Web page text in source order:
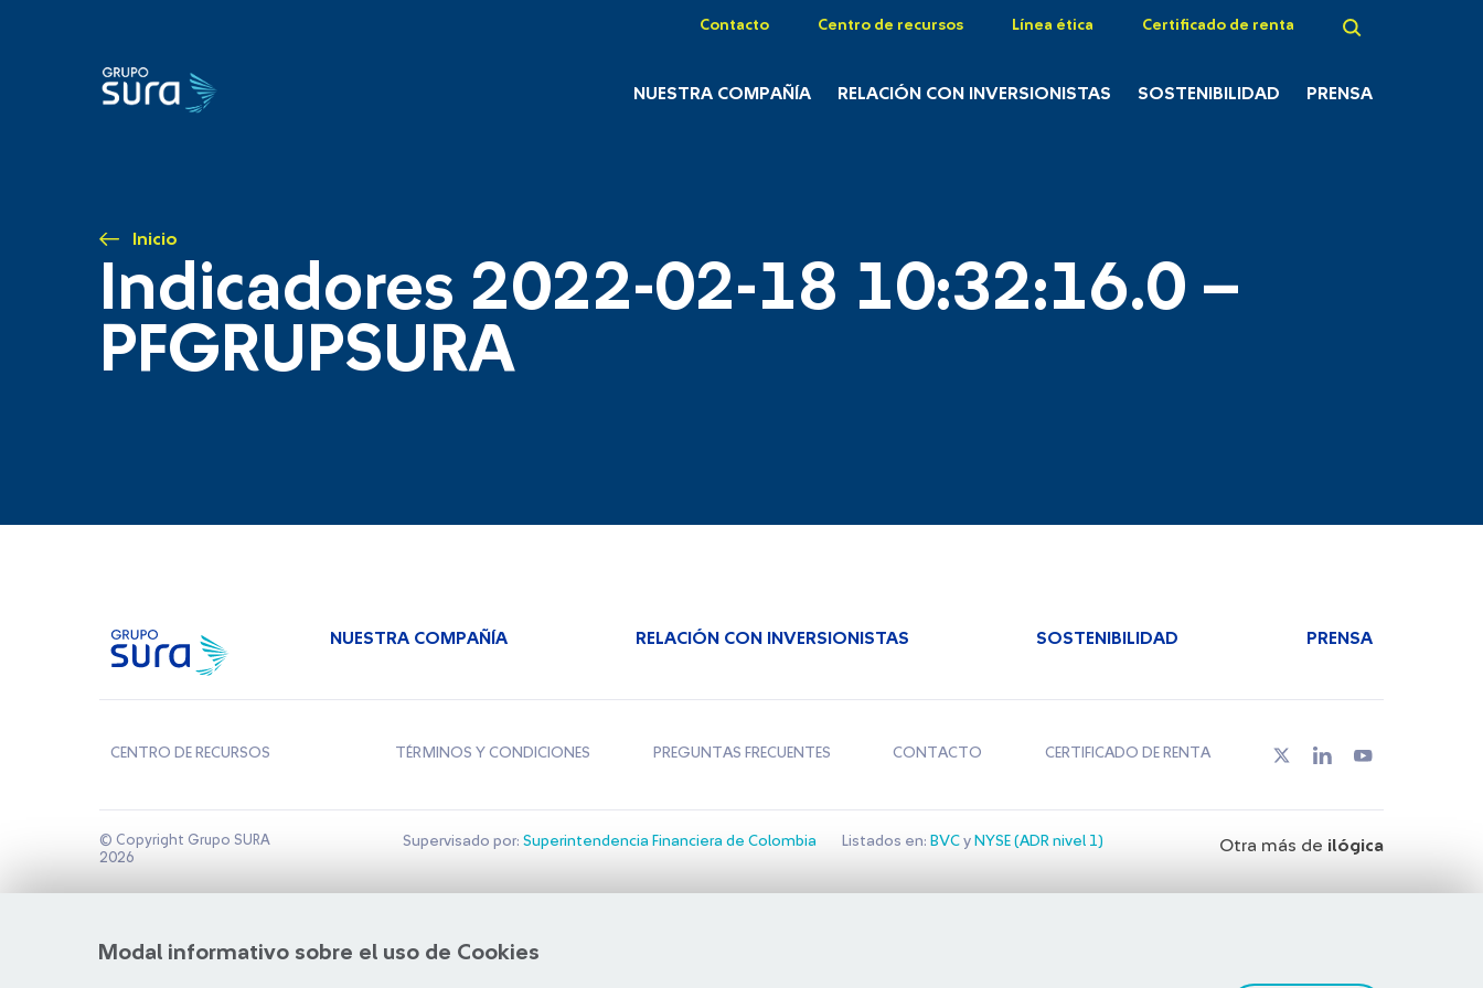
Contacto Centro de recursos Línea ética Certificado de renta
NUESTRA COMPAÑÍA RELACIÓN CON INVERSIONISTAS SOSTENIBILIDAD PRENSA
Inicio
Indicadores 2022-02-18 10:32:16.0 –
PFGRUPSURA
Modal informativo sobre el uso de Cookies
NUESTRA COMPAÑÍA RELACIÓN CON INVERSIONISTAS SOSTENIBILIDAD PRENSA
CENTRO DE RECURSOS TÉRMINOS Y CONDICIONES PREGUNTAS FRECUENTES CONTACTO CERTIFICADO DE RENTA
© Copyright Grupo SURA
2026
Supervisado por: Superintendencia Financiera de Colombia Listados en: BVCy NYSE (ADR nivel 1) Otra más de ilógica